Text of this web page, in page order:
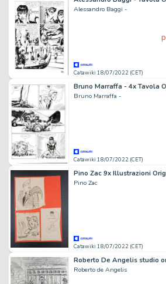
Alessandro Baggi -
Catawiki 18/07/2022 (CET)
Bruno Marraffa -
Catawiki 18/07/2022 (CET)
Pino Zac 9x Illustrazioni
Pino Zac
Catawiki 18/07/2022 (CET)
Roberto de Angelis